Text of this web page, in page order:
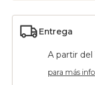
Entrega
A partir del
para más